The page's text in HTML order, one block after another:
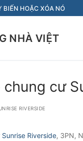
BIẾN HOẶC XÓA NÓ
NHÀ VIỆT
cư
RIVERSIDE
Sunrise Riverside, 3PN,